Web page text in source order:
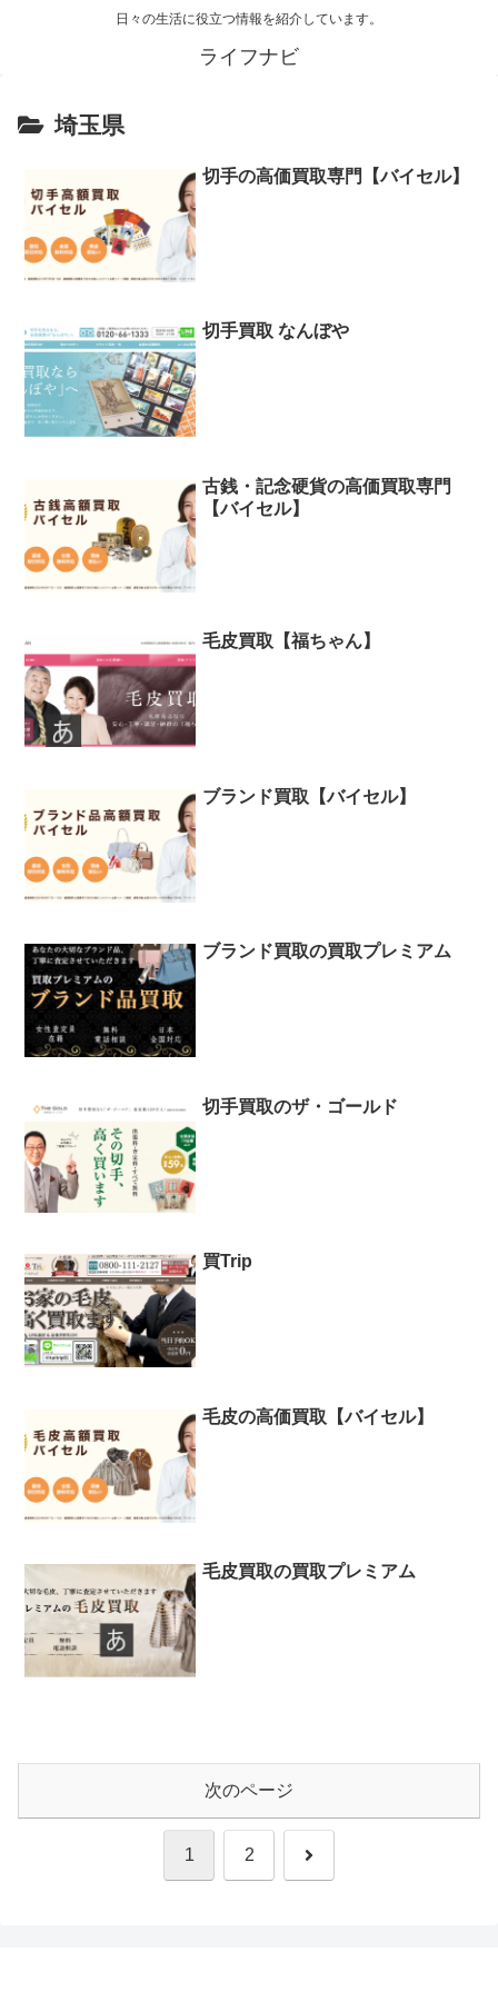
日々の生活に役立つ情報を紹介しています。
ライフナビ
埼玉県
切手の高価買取専門【バイセル】
切手買取 なんぼや
古銭・記念硬貨の高価買取専門
【バイセル】
毛皮買取【福ちゃん】
ブランド買取【バイセル】
ブランド買取の買取プレミアム
切手買取のザ・ゴールド
買Trip
毛皮の高価買取【バイセル】
毛皮買取の買取プレミアム
次のページ
1 2 次